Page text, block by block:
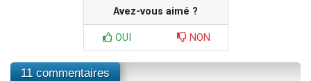
Avez-vous aimé ?
OUI NON
11 commentaires